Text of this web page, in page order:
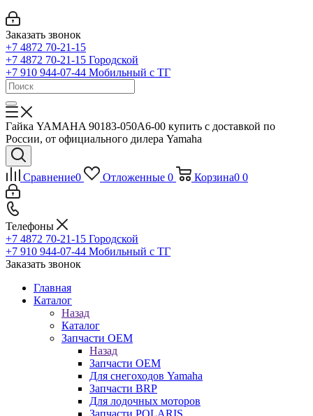
Заказать звонок
+7 4872 70-21-15
+7 4872 70-21-15 Городской
+7 910 944-07-44 Мобильный с ТГ
Гайка YAMAHA 90183-050A6-00 купить с доставкой по
России, от официального дилера Yamaha
Сравнение0 Отложенные 0 Корзина0 0
Телефоны
+7 4872 70-21-15 Городской
+7 910 944-07-44 Мобильный с ТГ
Заказать звонок
Главная
Каталог
Назад
Каталог
Запчасти OEM
Назад
Запчасти OEM
Для снегоходов Yamaha
Запчасти BRP
Для лодочных моторов
Запчасти POLARIS